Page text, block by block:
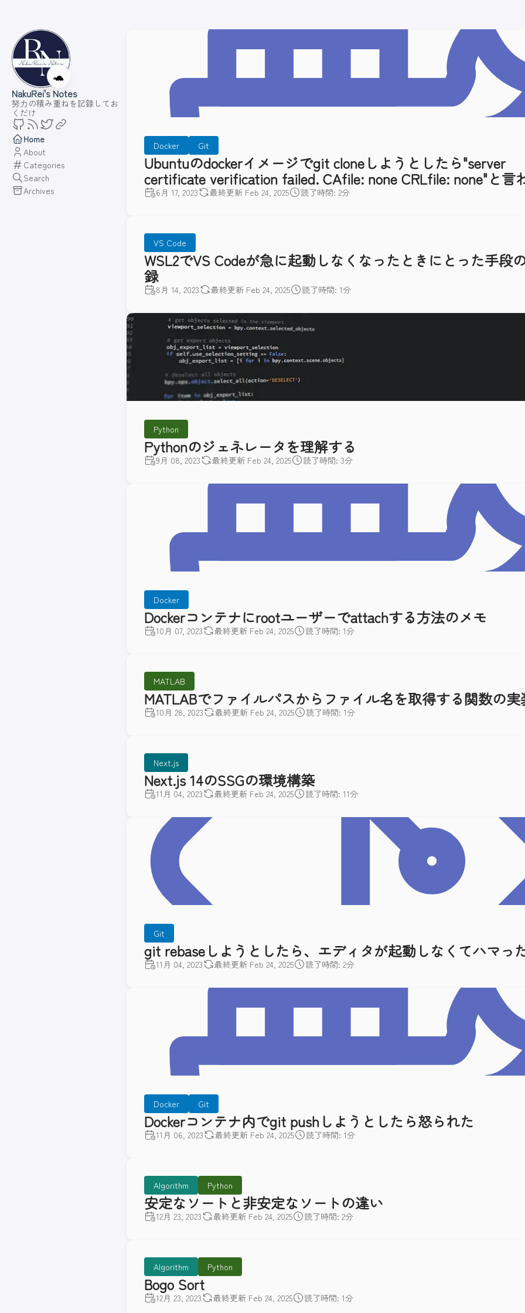
🐢
NakuRei's Notes
努力の積み重ねを記録してお
くだけ
Home
About
Categories
Search
Archives
Docker Git
Ubuntuのdockerイメージでgit cloneしようとしたら"server
certificate verification failed. CAfile: none CRLfile: none"と言
6月 17, 2023 最終更新 Feb 24, 2025 読了時間: 2分
VS Code
WSL2でVS Codeが急に起動しなくなったときにとった手段
録
8月 14, 2023 最終更新 Feb 24, 2025 読了時間: 1分
Python
Pythonのジェネレータを理解する
9月 08, 2023 最終更新 Feb 24, 2025 読了時間: 3分
Docker
Dockerコンテナにrootユーザーでattachする方法のメモ
10月 07, 2023 最終更新 Feb 24, 2025 読了時間: 1分
MATLAB
MATLABでファイルパスからファイル名を取得する関数の実
10月 28, 2023 最終更新 Feb 24, 2025 読了時間: 1分
Next.js
Next.js 14のSSGの環境構築
11月 04, 2023 最終更新 Feb 24, 2025 読了時間: 11分
Git
git rebaseしようとしたら、エディタが起動しなくてハマっ
11月 04, 2023 最終更新 Feb 24, 2025 読了時間: 2分
Docker Git
Dockerコンテナ内でgit pushしようとしたら怒られた
11月 06, 2023 最終更新 Feb 24, 2025 読了時間: 1分
Algorithm Python
安定なソートと非安定なソートの違い
12月 23, 2023 最終更新 Feb 24, 2025 読了時間: 2分
Algorithm Python
Bogo Sort
12月 23, 2023 最終更新 Feb 24, 2025 読了時間: 1分